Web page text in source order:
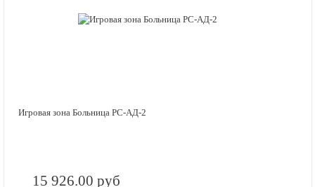
Игровая зона Больница РС-АД-2
15 926.00 руб